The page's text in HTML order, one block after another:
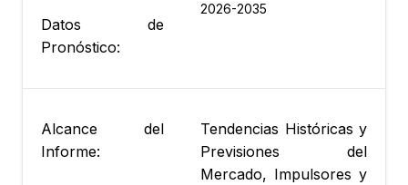
Datos de
Pronóstico:
2026-2035
Alcance del
Informe:
Tendencias Históricas y
Previsiones del
Mercado, Impulsores y